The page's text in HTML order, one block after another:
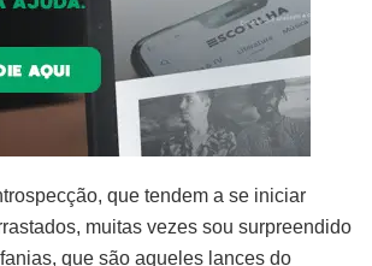
que tendem a se iniciar
muitas vezes sou surpreendido
que são aqueles lances do